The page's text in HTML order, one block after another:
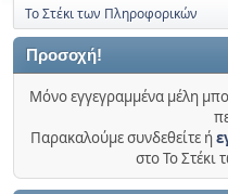
Το Στέκι των Πληροφορικών
Προσοχή!
Μόνο εγγεγραμμένα μέλη
Παρακαλούμε συνδεθείτε ή
στο Το